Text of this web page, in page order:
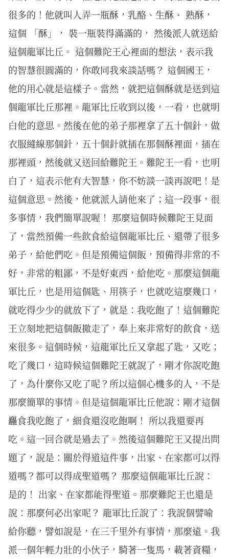
很多的！他就叫人弄一瓶酥，乳酪、生酥、 熟酥，
這個 「酥」， 裝一瓶裝得滿滿的， 然後派人就送給
這個龍軍比丘。 這個難陀王心裡面的想法，表示我
的智慧很圓滿的，你敢同我來談話嗎？ 這個國王，
他的用心就是這樣子。當然，就把這個酥就是送到這
個龍軍比丘那裡。龍軍比丘收到以後，一看，也就明
白他的意思。然後在他的弟子那裡拿了五十個針，做
衣服縫線那個針，五十個針就插在那個酥裡面，插在
那裡頭，然後就又送回給難陀王。難陀王一看，也明
白了，這表示他有大智慧，你不妨談一談再說吧！是
這個意思。然後，他就派人請他來了；這一段事，很
多事情，我們簡單說喔！ 那麼這個時候難陀王見面
了，當然預備一些飲食給這個龍軍比丘、還帶了很多
弟子，給他們吃。但是預備這個飯，預備得非常的不
好，非常的粗鄙，不是好東西，給他吃。那麼這個龍
軍比丘，也是用這個匙、用筷子，也就吃這麼幾口，
就吃得少少的就放下了，就是：我吃飽了！這個難陀
王立刻地把這個飯撤走了，奉上來非常好的飲食，送
來很多。這個時候，這龍軍比丘又拿起了匙，又吃；
吃了幾口，這時候這個難陀王就說了，剛才你說吃飽
了，為什麼你又吃了呢？所以這個心機多的人，不是
那麼簡單的事情。但是這個龍軍比丘他說：剛才這個
麤食我吃飽了，細食還沒吃飽啊！ 所以我還要再
吃。這一回合就是過去了。然後這個難陀王又提出問
題了，說是：關於得道這件事，出家、在家都可以得
道嗎？都可以得成聖道嗎？ 那麼這個龍軍比丘說：
是的！ 出家、在家都能得聖道。那麼難陀王也還是
說：那麼何必出家呢？ 龍軍比丘說了：我說個譬喻
給你聽，譬如說是，在三千里外有事情，那麼遠。我
派一個年輕力壯的小伙子，騎著一隻馬，載著資糧，